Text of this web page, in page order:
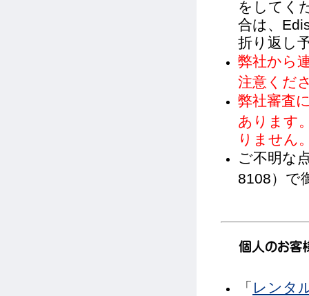
をしてく
合は、
折り返し
弊社から
注意くだ
弊社審査
あります
りません
ご不明な
8108）で
「 レンタ